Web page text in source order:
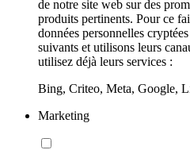
de notre site web sur des
produits pertinents. Pour ce
données personnelles
suivants et utilisons leurs
utilisez déjà leurs services :
Bing, Criteo, Meta, Google,
Marketing